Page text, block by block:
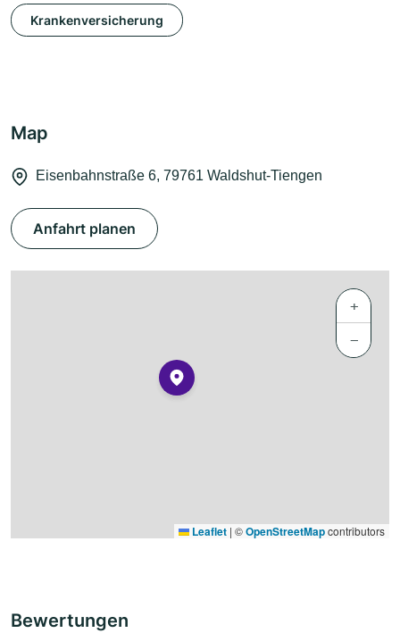
Krankenversicherung
Map
Eisenbahnstraße 6, 79761 Waldshut-Tiengen
Anfahrt planen
+
−
Leaflet | ©OpenStreetMapcontributors
Bewertungen